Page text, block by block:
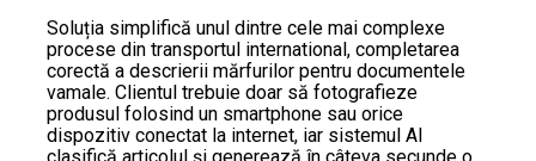
Soluția simplifică unul dintre cele mai complexe
procese din transportul international, completarea
corectă a descrierii mărfurilor pentru documentele
vamale. Clientul trebuie doar să fotografieze
produsul folosind un smartphone sau orice
dispozitiv conectat la internet, iar sistemul AI
clasifică articolul și generează în câteva secunde o